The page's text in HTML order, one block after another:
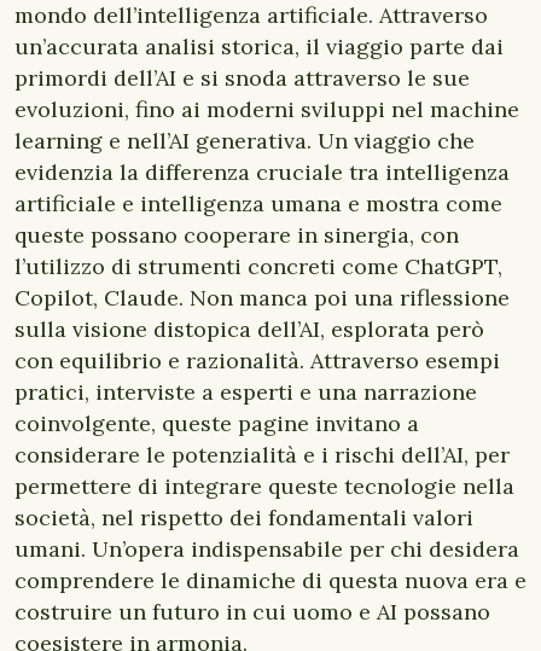
mondo dell’intelligenza artificiale. Attraverso
un’accurata analisi storica, il viaggio parte dai
primordi dell’AI e si snoda attraverso le sue
evoluzioni, fino ai moderni sviluppi nel machine
learning e nell’AI generativa. Un viaggio che
evidenzia la differenza cruciale tra intelligenza
artificiale e intelligenza umana e mostra come
queste possano cooperare in sinergia, con
l’utilizzo di strumenti concreti come ChatGPT,
Copilot, Claude. Non manca poi una riflessione
sulla visione distopica dell’AI, esplorata però
con equilibrio e razionalità. Attraverso esempi
pratici, interviste a esperti e una narrazione
coinvolgente, queste pagine invitano a
considerare le potenzialità e i rischi dell’AI, per
permettere di integrare queste tecnologie nella
società, nel rispetto dei fondamentali valori
umani. Un’opera indispensabile per chi desidera
comprendere le dinamiche di questa nuova era e
costruire un futuro in cui uomo e AI possano
coesistere in armonia.